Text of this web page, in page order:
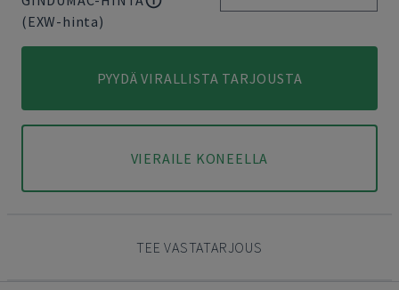
(EXW-hinta)
PYYDÄ VIRALLISTA TARJOUSTA
VIERAILE KONEELLA
TEE VASTATARJOUS